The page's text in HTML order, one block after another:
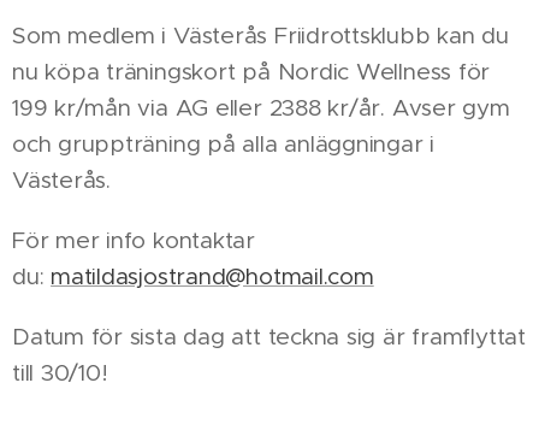
Som medlem i Västerås Friidrottsklubb kan du
nu köpa träningskort på Nordic Wellness för
199 kr/mån via AG eller 2388 kr/år. Avser gym
och gruppträning på alla anläggningar i
Västerås.
För mer info kontaktar
du: matildasjostrand@hotmail.com
Datum för sista dag att teckna sig är framflyttat
till 30/10!